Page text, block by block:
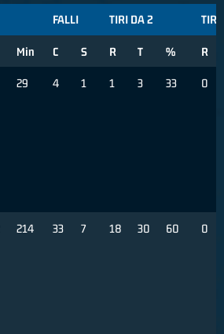
FALLI TIRI DA 2 TIRI
Min C S R T % R
29 4 1 1 3 33 0
214 33 7 18 30 60 0